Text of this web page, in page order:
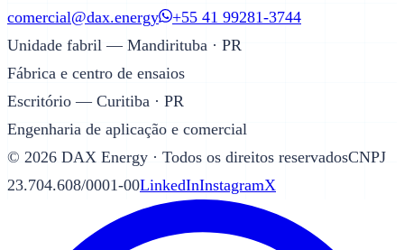
comercial@dax.energy
+55 41 99281-3744
Unidade fabril — Mandirituba · PR
Fábrica e centro de ensaios
Escritório — Curitiba · PR
Engenharia de aplicação e comercial
© 2026 DAX Energy · Todos os direitos reservadosCNPJ
23.704.608/0001-00LinkedInInstagramX